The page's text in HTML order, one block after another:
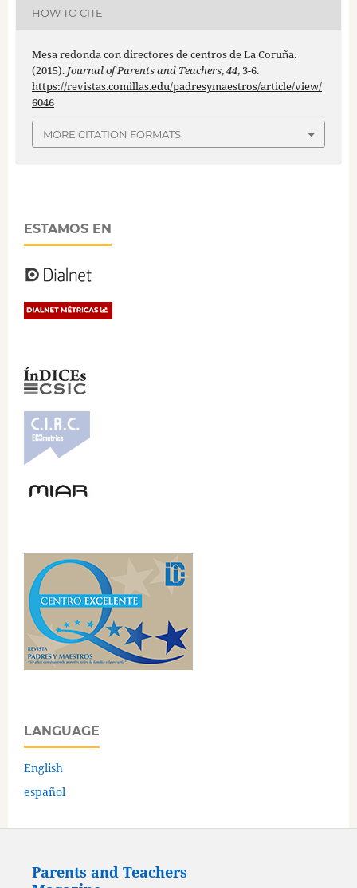
HOW TO CITE
Mesa redonda con directores de centros de La Coruña.
(2015). Journal of Parents and Teachers,44, 3-6.
https://revistas.comillas.edu/padresymaestros/article/view/
6046
MORE CITATION FORMATS
ESTAMOS EN
LANGUAGE
English
español
Parents and Teachers